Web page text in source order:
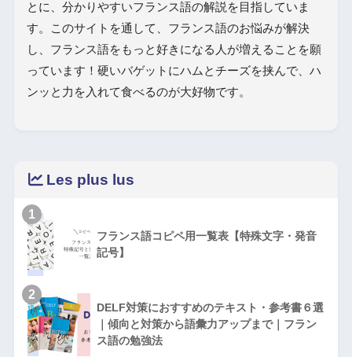
とに、分かりやすいフランス語の解説を目指していま
す。このサイトを通して、フランス語のお悩みが解決
し、フランス語をもっと好きになる人が増えることを願
っています！硬いバゲットにハムとチーズを挟んで、ハ
ンッと力を入れて食べるのが大好物です。
Les plus lus
1
フランス語コピペ用一覧表【特殊文字・発音
記号】
2
DELF対策におすすめのテキスト・参考書６選
｜傾向と対策から語彙力アップまで｜フラン
ス語の勉強法